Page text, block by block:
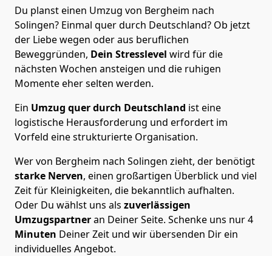
Du planst einen Umzug von Bergheim nach
Solingen? Einmal quer durch Deutschland? Ob jetzt
der Liebe wegen oder aus beruflichen
Beweggründen, Dein Stresslevel wird für die
nächsten Wochen ansteigen und die ruhigen
Momente eher selten werden.
Ein Umzug quer durch Deutschland ist eine
logistische Herausforderung und erfordert im
Vorfeld eine strukturierte Organisation.
Wer von Bergheim nach Solingen zieht, der benötigt
starke Nerven, einen großartigen Überblick und viel
Zeit für Kleinigkeiten, die bekanntlich aufhalten.
Oder Du wählst uns als zuverlässigen
Umzugspartneran Deiner Seite. Schenke uns nur4
Minuten Deiner Zeit und wir übersenden Dir ein
individuelles Angebot.